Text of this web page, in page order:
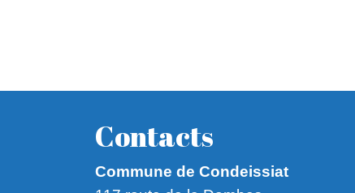
Contacts
Commune de Condeissiat